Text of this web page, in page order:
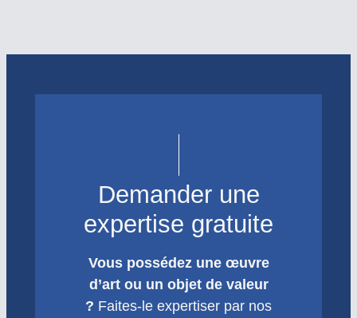
Demander une
expertise gratuite
Vous possédez une œuvre
d’art ou un objet de valeur
? Faites-le expertiser par nos